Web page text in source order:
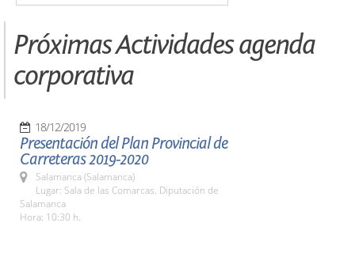
Próximas Actividades agenda
corporativa
18/12/2019
Presentación del Plan Provincial de
Carreteras 2019-2020
Salamanca (Salamanca)
Lugar: Sala de las Comarcas. Diputación de
Salamanca
Hora: 10:30 h.